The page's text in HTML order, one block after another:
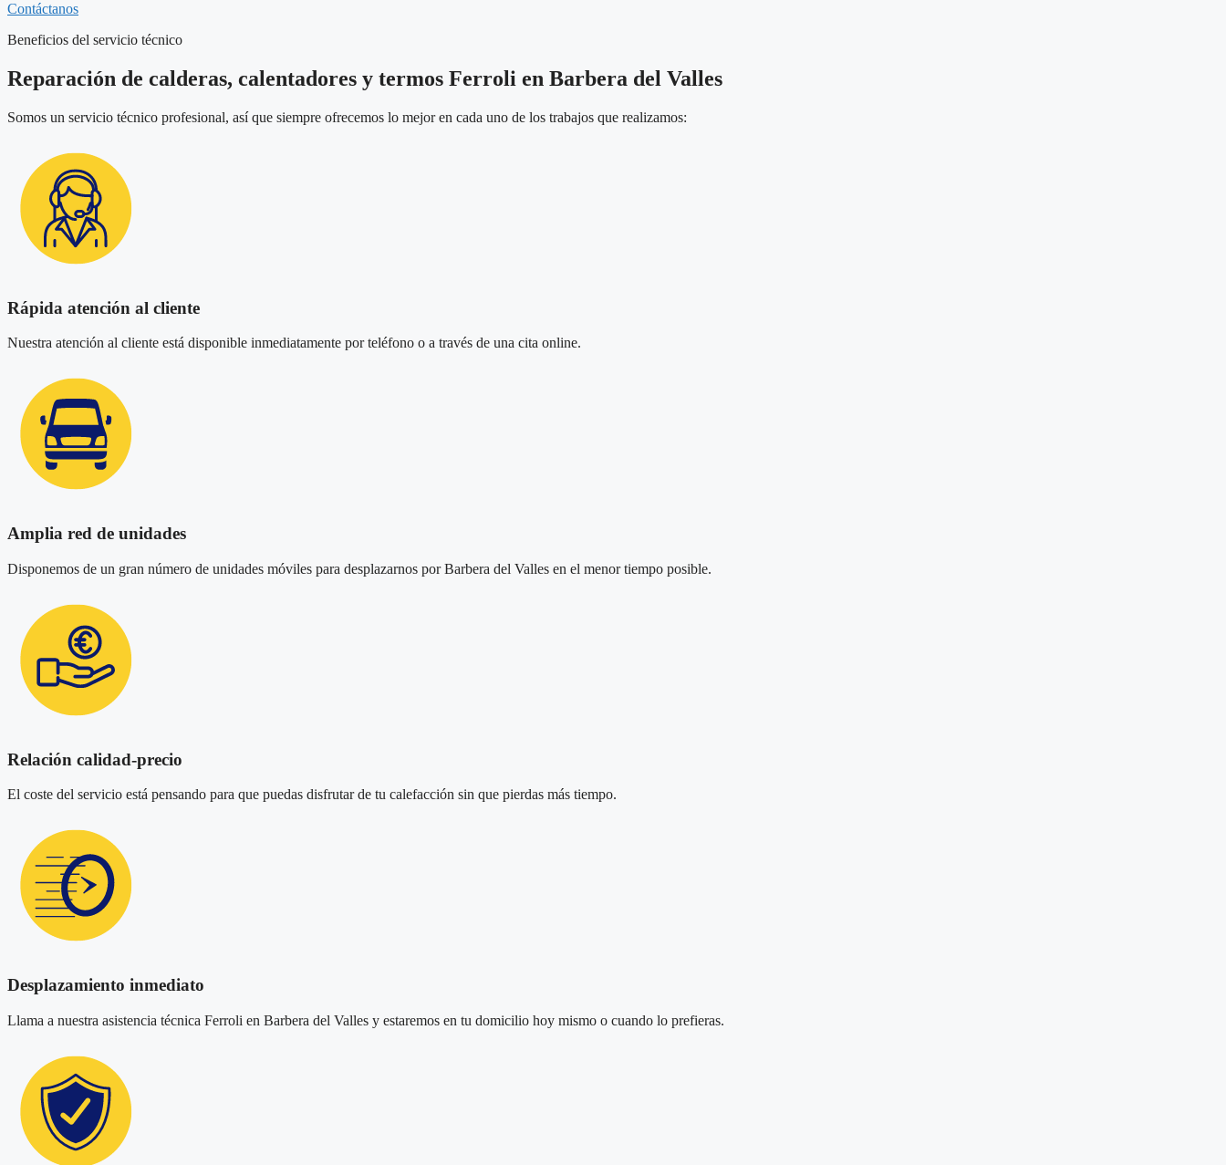
Contáctanos
Beneficios del servicio técnico
Reparación de calderas, calentadores y termos Ferroli en Barbera del Valles
Somos un servicio técnico profesional, así que siempre ofrecemos lo mejor en cada uno de los trabajos que realizamos:
Rápida atención al cliente
Nuestra atención al cliente está disponible inmediatamente por teléfono o a través de una cita online.
Amplia red de unidades
Disponemos de un gran número de unidades móviles para desplazarnos por Barbera del Valles en el menor tiempo posible.
Relación calidad-precio
El coste del servicio está pensando para que puedas disfrutar de tu calefacción sin que pierdas más tiempo.
Desplazamiento inmediato
Llama a nuestra asistencia técnica Ferroli en Barbera del Valles y estaremos en tu domicilio hoy mismo o cuando lo prefieras.